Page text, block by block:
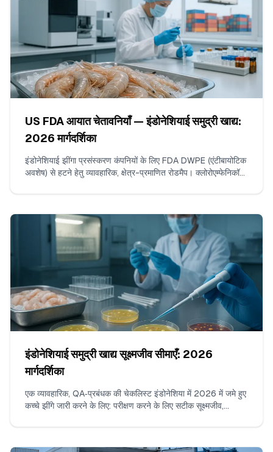
US FDA आयात चेतावनियाँ — इंडोनेशियाई समुद्री खाद्य:
2026 मार्गदर्शिका
इंडोनेशियाई झींगा प्रसंस्करण कंपनियों के लिए FDA DWPE (एंटीबायोटिक
अवशेष) से हटने हेतु व्यावहारिक, क्षेत्र-प्रमाणित रोडमैप। क्लोरोएम्फेनिकॉल
इंडोनेशियाई समुद्री खाद्य सूक्ष्मजीव सीमाएँ: 2026
मार्गदर्शिका
एक व्यावहारिक, QA‑प्रबंधक की चेकलिस्ट इंडोनेशिया में 2026 में जमे हुए
कच्चे झींगे जारी करने के लिए: परीक्षण करने के लिए सटीक सूक्ष्मजीव,